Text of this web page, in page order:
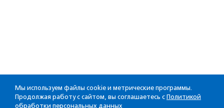
Мы используем файлы cookie и метрические программы.
Продолжая работу с сайтом, вы соглашаетесь с Политикой
обработки персональных данных